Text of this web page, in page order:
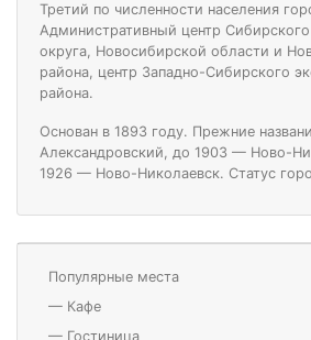
Третий по численности населения
Административный центр
округа, Новосибирской области и
района, центр Западно-Сибирского
района.
Основан в 1893 году. Прежние
Александровский, до 1903 — Ново-
1926 — Ново-Николаевск. Статус
Популярные места
— Кафе
— Гостиница